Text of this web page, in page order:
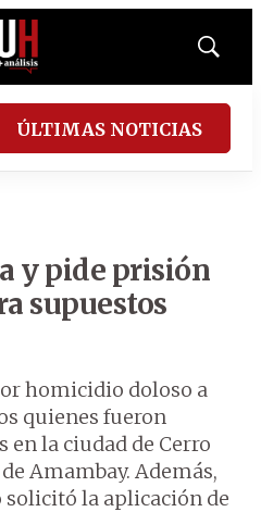
Mostrar
ÚLTIMAS NOTICIAS
y pide prisión
supuestos
homicidio doloso a
quienes fueron
en la ciudad de Cerro
Amambay. Además,
la aplicación de